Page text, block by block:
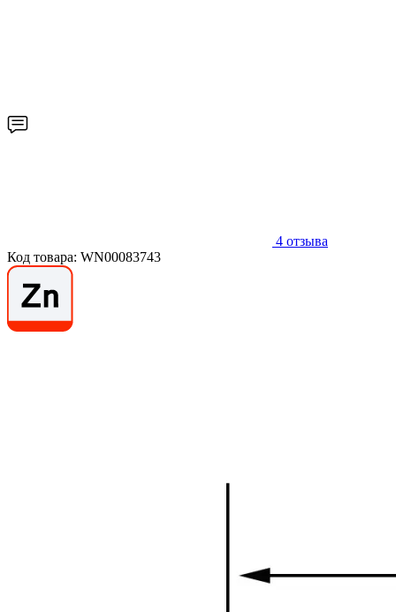
4 отзыва
Код товара: WN00083743